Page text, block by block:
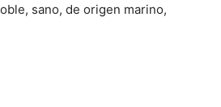
sano, de origen marino,